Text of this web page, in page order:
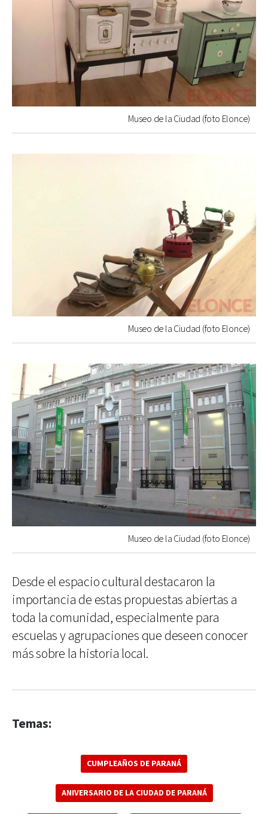
Museo de la Ciudad (foto Elonce)
Museo de la Ciudad (foto Elonce)
Museo de la Ciudad (foto Elonce)
Desde el espacio cultural destacaron la
importancia de estas propuestas abiertas a
toda la comunidad, especialmente para
escuelas y agrupaciones que deseen conocer
más sobre la historia local.
Temas:
CUMPLEAÑOS DE PARANÁ
ANIVERSARIO DE LA CIUDAD DE PARANÁ